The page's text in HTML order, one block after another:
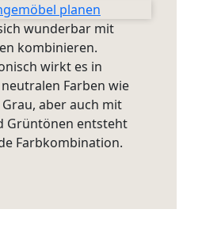
planen
wunderbar mit
kombinieren.
wirkt es in
Farben wie
aber auch mit
Grüntönen entsteht
Farbkombination.